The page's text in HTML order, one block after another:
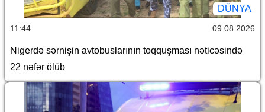
DÜNYA
11:44 09.08.2026
Nigerdə sərnişin avtobuslarının toqquşması nəticəsində
22 nəfər ölüb